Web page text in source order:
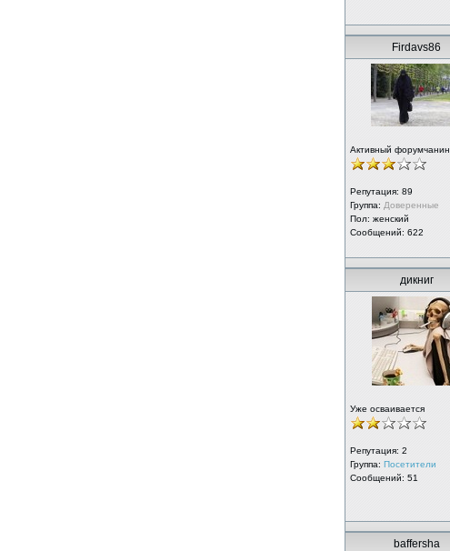
Firdavs86
Активный форумчанин
Репутация: 89
Группа: Доверенные
Пол: женский
Сообщений: 622
дикниг
Уже осваивается
Репутация: 2
Группа: Посетители
Сообщений: 51
baffersha